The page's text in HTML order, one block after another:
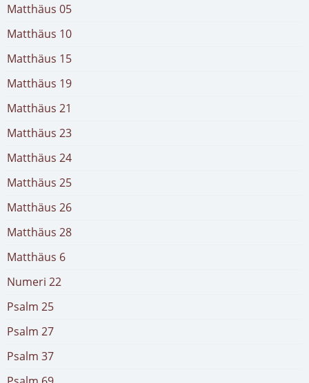
Matthäus 05
Matthäus 10
Matthäus 15
Matthäus 19
Matthäus 21
Matthäus 23
Matthäus 24
Matthäus 25
Matthäus 26
Matthäus 28
Matthäus 6
Numeri 22
Psalm 25
Psalm 27
Psalm 37